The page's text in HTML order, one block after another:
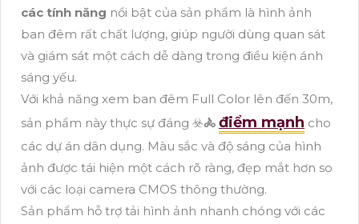
các tính năng nổi bật của sản phẩm là hình ảnh
ban đêm rất chất lượng, giúp người dùng quan sát
và giám sát một cách dễ dàng trong điều kiện ánh
sáng yếu.
Với khả năng xem ban đêm Full Color lên đến 30m,
sản phẩm này thực sự đáng ☣️🚴 điểm mạnh cho
các dự án dân dụng. Màu sắc và độ sáng của hình
ảnh được tái hiện một cách rõ ràng, đẹp mắt hơn so
với các loại camera CMOS thông thường.
Sản phẩm hỗ trợ tải hình ảnh nhanh chóng với các